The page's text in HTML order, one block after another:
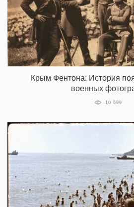
Крым Фентона: История
военных
10 699